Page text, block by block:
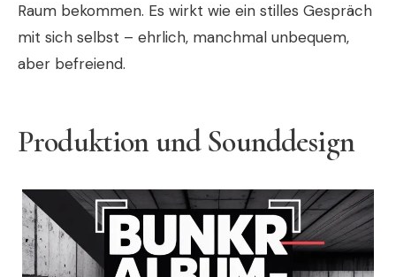
Raum bekommen. Es wirkt wie ein stilles Gespräch
mit sich selbst – ehrlich, manchmal unbequem,
aber befreiend.
Produktion und Sounddesign